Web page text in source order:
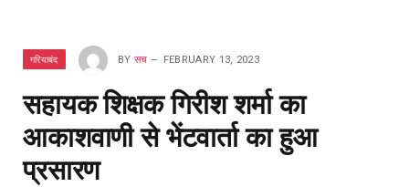
गरियाबंद BY सच FEBRUARY 13, 2023
सहायक शिक्षक गिरीश शर्मा का
आकाशवाणी से भेंटवार्ता का हुआ
प्रसारण